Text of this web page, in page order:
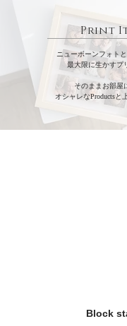
​Print
ニューボーンフォト
最大限に生かすプ
そのままお部屋
オシャレなProductsと
​Block